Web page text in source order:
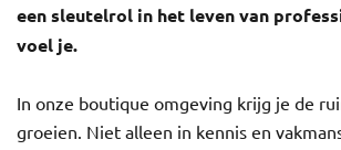
een sleutelrol in het leven van
voel je.
In onze boutique omgeving krijg je de
groeien. Niet alleen in kennis en